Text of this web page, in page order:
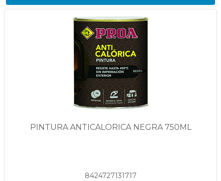
PINTURA ANTICALORICA NEGRA 750ML
8424727131717